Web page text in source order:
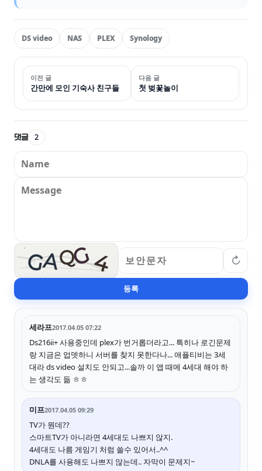
DS video NAS PLEX Synology
이전 글
간만에 모인 기숙사 친구들
다음 글
첫 벚꽃놀이
댓글 2
GAQG4 ↻
등록
세라프2017.04.05 07:22
Ds216ii+ 사용중인데 plex가 번거롭더라고... 특히나 로긴문제
랑 지금은 업뎃하니 서버를 찾지 못한다나... 애플티비는 3세
대라 ds video 설치도 안되고...솔까 이 앱 때메 4세대 해야 하
는 생각도 듦 ㅎㅎ
미프2017.04.05 09:29
TV가 뭔데??
스마트TV가 아니라면 4세대도 나쁘지 않지.
4세대도 나름 게임기 처럼 쓸수 있어서..^^
DNLA를 사용해도 나쁘지 않는데.. 자막이 문제지~